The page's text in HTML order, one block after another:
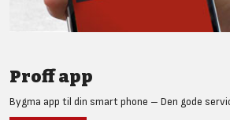
Proff app
Bygma app til din smart phone – Den gode